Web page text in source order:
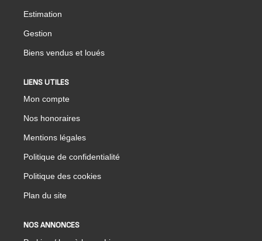
Estimation
Gestion
Biens vendus et loués
LIENS UTILES
Mon compte
Nos honoraires
Mentions légales
Politique de confidentialité
Politique des cookies
Plan du site
NOS ANNONCES